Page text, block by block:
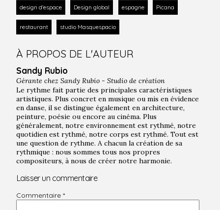
design d'espace Design global espagne Picana
restaurant studio Masquespacio
À PROPOS DE L'AUTEUR
Sandy Rubio
Gérante chez Sandy Rubio - Studio de création
Le rythme fait partie des principales caractéristiques
artistiques. Plus concret en musique ou mis en évidence
en danse, il se distingue également en architecture,
peinture, poésie ou encore au cinéma. Plus
généralement, notre environnement est rythmé, notre
quotidien est rythmé, notre corps est rythmé. Tout est
une question de rythme. A chacun la création de sa
rythmique : nous sommes tous nos propres
compositeurs, à nous de créer notre harmonie.
Laisser un commentaire
Commentaire *